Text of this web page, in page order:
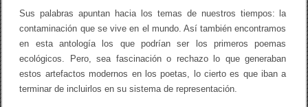
Sus palabras apuntan hacia los temas de nuestros tiempos: la
contaminación que se vive en el mundo. Así también encontramos
en esta antología los que podrían ser los primeros poemas
ecológicos. Pero, sea fascinación o rechazo lo que generaban
estos artefactos modernos en los poetas, lo cierto es que iban a
terminar de incluirlos en su sistema de representación.